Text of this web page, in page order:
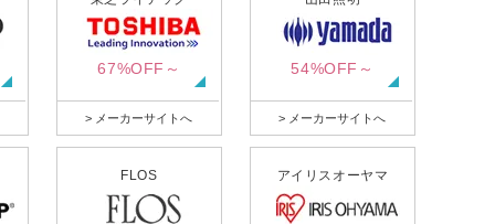
67%OFF～
> メーカーサイトへ
54%OFF～
> メーカーサイトへ
FLOS アイリスオーヤマ